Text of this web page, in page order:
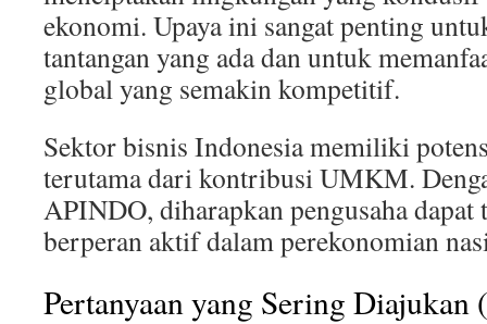
ekonomi. Upaya ini sangat penting
tantangan yang ada dan untuk
global yang semakin kompetitif.
Sektor bisnis Indonesia memiliki
terutama dari kontribusi UMKM.
APINDO, diharapkan pengusaha dapat
berperan aktif dalam perekonomian
Pertanyaan yang Sering Diajukan